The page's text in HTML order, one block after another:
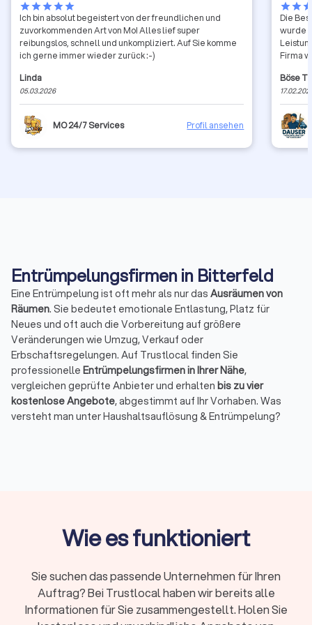
starstarstarstarstar
Ich bin absolut begeistert von der freundlichen und
zuvorkommenden Art von Mo! Alles lief super
reibungslos, schnell und unkompliziert. Auf Sie komme
ich gerne immer wieder zurück :-)
Linda
05.03.2026
MO 24/7 Services Profil ansehen
starstar
Die
wurde
Firma
Böse
Entrümpelungsfirmen in Bitterfeld
Eine Entrümpelung ist oft mehr als nur das Ausräumen von
Räumen. Sie bedeutet emotionale Entlastung, Platz für
Neues und oft auch die Vorbereitung auf größere
Veränderungen wie Umzug, Verkauf oder
Erbschaftsregelungen. Auf Trustlocal finden Sie
professionelle Entrümpelungsfirmen in Ihrer Nähe,
vergleichen geprüfte Anbieter und erhalten bis zu vier
kostenlose Angebote, abgestimmt auf Ihr Vorhaben. Was
versteht man unter Haushaltsauflösung & Entrümpelung?
sich über Jahre ungenutzte oder beschädigte Gegenstände
In vielen Fällen ergeben sich im Anschluss weitere Aufgaben.
Wer eine Immobilie weitergeben oder verkaufen möchte,
kann beispielsweise eineReinigungsfirmabeauftragen. Wenn
es hingegen um Nachlassregelung oder Immobilienverkauf
Wie es funktioniert
Sie suchen das passende Unternehmen für Ihren
Auftrag? Bei Trustlocal haben wir bereits alle
Informationen für Sie zusammengestellt. Holen Sie